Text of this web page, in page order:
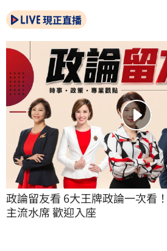
現正直播
政論留友看 6大王牌政論一次看
主流水席 歡迎入座